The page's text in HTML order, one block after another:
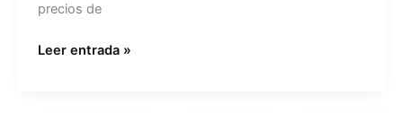
precios de
Leer entrada »